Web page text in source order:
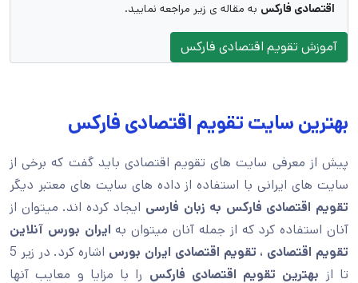
اقتصادی فارکس به مقاله ی زیر مراجعه نمایید.
آموزش تقویم اقتصادی فارکس
بهترین سایت تقویم اقتصادی فارکس
پیش از معرفی سایت های تقویم اقتصادی باید گفت که برخی از
سایت های ایرانی با استفاده از داده های سایت های معتبر دیگر
تقویم اقتصادی فارکس به زبان فارسی ایجاد کرده اند. میتوان از
آنان استفاده کرد که از جمله آنان میتوان بهایران بورس آنلاین
تقویم اقتصادی ، تقویم اقتصادی ایران بورس
اشاره کرد. در زیر 5
تا از بهترین تقویم اقتصادی فارکس را با مزایا و معایب آنها